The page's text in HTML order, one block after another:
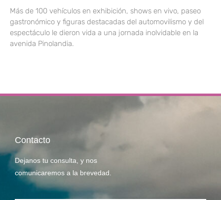
Más de 100 vehículos en exhibición, shows en vivo, paseo
gastronómico y figuras destacadas del automovilismo y del
espectáculo le dieron vida a una jornada inolvidable en la
avenida Pinolandia.
Contacto
Dejanos tu consulta, y nos
comunicaremos a la brevedad.